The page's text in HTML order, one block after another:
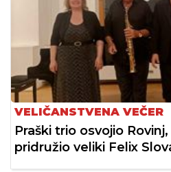
VELIČANSTVENA VEČER
Praški trio osvojio
pridružio veliki Felix